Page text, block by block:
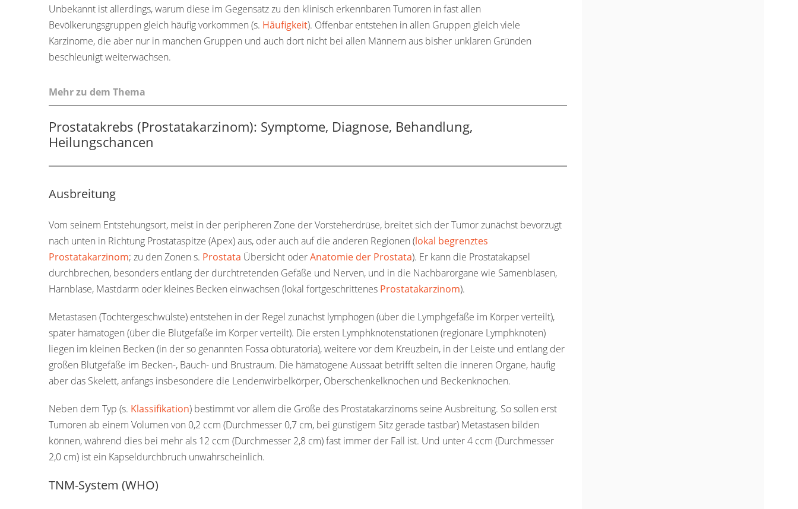
Unbekannt ist allerdings, warum diese im Gegensatz zu den klinisch erkennbaren Tumoren in fast allen
Bevölkerungsgruppen gleich häufig vorkommen (s. Häufigkeit). Offenbar entstehen in allen Gruppen gleich viele
Karzinome, die aber nur in manchen Gruppen und auch dort nicht bei allen Männern aus bisher unklaren Gründen
beschleunigt weiterwachsen.
Mehr zu dem Thema
Prostatakrebs (Prostatakarzinom): Symptome, Diagnose, Behandlung,
Heilungschancen
Ausbreitung
Vom seinem Entstehungsort, meist in der peripheren Zone der Vorsteherdrüse, breitet sich der Tumor zunächst bevorzugt
nach unten in Richtung Prostataspitze (Apex) aus, oder auch auf die anderen Regionen (lokal begrenztes
Prostatakarzinom; zu den Zonen s. Prostata Übersicht oderAnatomie der Prostata). Er kann die Prostatakapsel
durchbrechen, besonders entlang der durchtretenden Gefäße und Nerven, und in die Nachbarorgane wie Samenblasen,
Harnblase, Mastdarm oder kleines Becken einwachsen (lokal fortgeschrittenes Prostatakarzinom).
Metastasen (Tochtergeschwülste) entstehen in der Regel zunächst lymphogen (über die Lymphgefäße im Körper verteilt),
später hämatogen (über die Blutgefäße im Körper verteilt). Die ersten Lymphknotenstationen (regionäre Lymphknoten)
liegen im kleinen Becken (in der so genannten Fossa obturatoria), weitere vor dem Kreuzbein, in der Leiste und entlang der
großen Blutgefäße im Becken-, Bauch- und Brustraum. Die hämatogene Aussaat betrifft selten die inneren Organe, häufig
aber das Skelett, anfangs insbesondere die Lendenwirbelkörper, Oberschenkelknochen und Beckenknochen.
Neben dem Typ (s. Klassifikation) bestimmt vor allem die Größe des Prostatakarzinoms seine Ausbreitung. So sollen erst
Tumoren ab einem Volumen von 0,2 ccm (Durchmesser 0,7 cm, bei günstigem Sitz gerade tastbar) Metastasen bilden
können, während dies bei mehr als 12 ccm (Durchmesser 2,8 cm) fast immer der Fall ist. Und unter 4 ccm (Durchmesser
2,0 cm) ist ein Kapseldurchbruch unwahrscheinlich.
TNM-System (WHO)